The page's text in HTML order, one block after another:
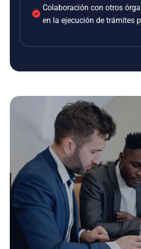
Colaboración con otros
en la ejecución de trámites